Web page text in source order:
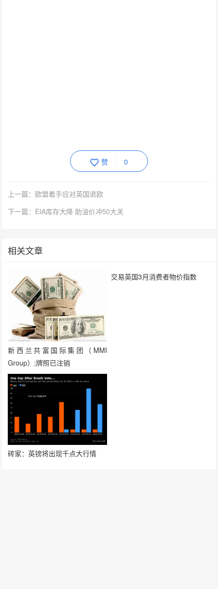
赞 0
上一篇：欧盟着手应对英国退欧
下一篇：EIA库存大降 助油价冲50大关
相关文章
新西兰共富国际集团（MMI
Group）;牌照已注销
砖家：英镑将出现千点大行情